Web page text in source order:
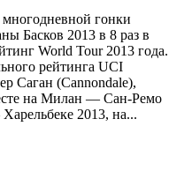
гонки
Басков 2013 в 8 раз в
World Tour 2013 года.
рейтинга UCI
Саган (Cannondale),
на Милан — Сан-Ремо
2013, на...